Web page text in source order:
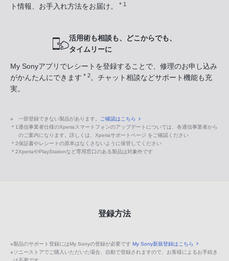
ト情報、お手入れ方法をお届け。
＊1
活用術も相談も、どこからでも、
タイムリーに
My Sonyアプリでレシートを登録することで、修理のお申し込み
がかんたんにできます ＊2。チャット相談などサポート機能も充
実。
※ 一部登録できない製品があります。 ご確認はこちら
＊1通信事業者仕様のXperiaスマートフォンのアップデートについては、各通信事業者から
のご案内になります。詳しくは、Xperiaサポートページ をご確認ください
＊2保証書やレシートの原本はなくさないように保管してください
＊2XperiaやPlayStationなど専用窓口のある製品は対象外です
登録方法
※製品のサポート登録にはMy Sonyの登録が必要です My Sony新規登録はこちら
※ソニーストアでご購入いただいた場合、自動で登録されますので、お客様によるお手続き